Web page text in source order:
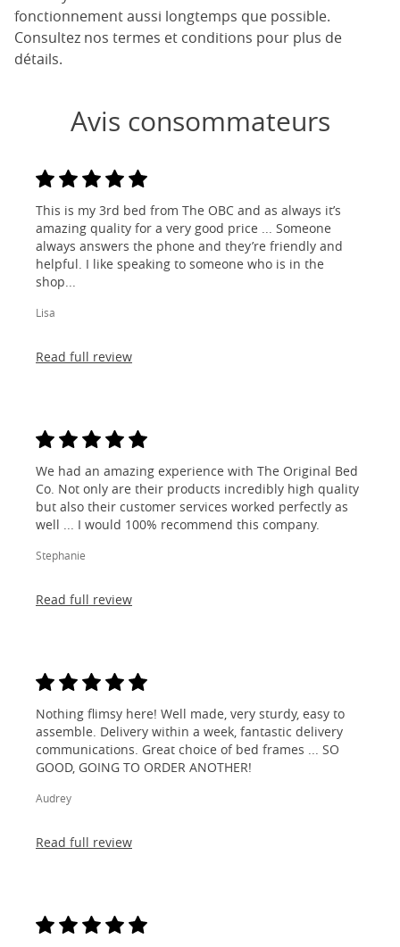
fonctionnement aussi longtemps que possible.
Consultez nos termes et conditions pour plus de
détails.
Avis consommateurs
This is my 3rd bed from The OBC and as always it’s
amazing quality for a very good price ... Someone
always answers the phone and they’re friendly and
helpful. I like speaking to someone who is in the
shop...
Lisa
Read full review
We had an amazing experience with The Original Bed
Co. Not only are their products incredibly high quality
but also their customer services worked perfectly as
well ... I would 100% recommend this company.
Stephanie
Read full review
Nothing flimsy here! Well made, very sturdy, easy to
assemble. Delivery within a week, fantastic delivery
communications. Great choice of bed frames ... SO
GOOD, GOING TO ORDER ANOTHER!
Audrey
Read full review